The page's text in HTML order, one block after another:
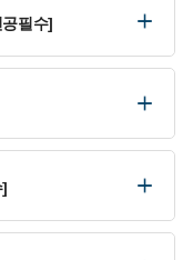
필수]